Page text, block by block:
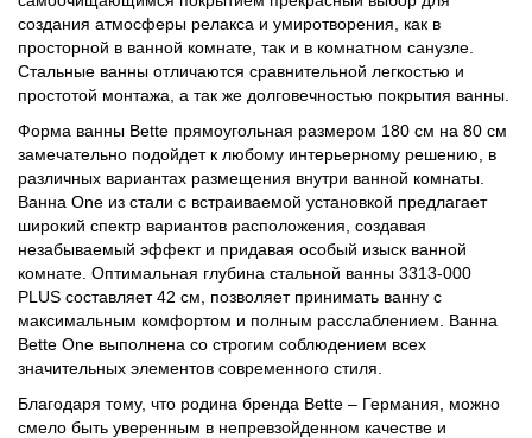
создания атмосферы релакса и умиротворения, как в
просторной в ванной комнате, так и в комнатном санузле.
Стальные ванны отличаются сравнительной легкостью и
простотой монтажа, а так же долговечностью покрытия ванны.
Форма ванны Bette прямоугольная размером 180 см на 80 см
замечательно подойдет к любому интерьерному решению, в
различных вариантах размещения внутри ванной комнаты.
Ванна One из стали с встраиваемой установкой предлагает
широкий спектр вариантов расположения, создавая
незабываемый эффект и придавая особый изыск ванной
комнате. Оптимальная глубина стальной ванны 3313-000
PLUS составляет 42 см, позволяет принимать ванну с
максимальным комфортом и полным расслаблением. Ванна
Bette One выполнена со строгим соблюдением всех
значительных элементов современного стиля.
Благодаря тому, что родина бренда Bette – Германия, можно
смело быть уверенным в непревзойденном качестве и